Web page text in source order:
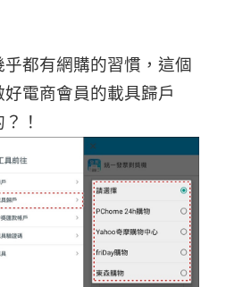
都有網購的習慣，這個
電商會員的載具歸戶
！